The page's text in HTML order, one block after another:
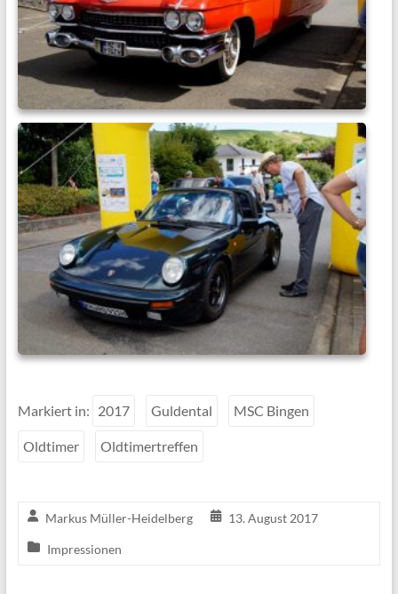
Markiert in: 2017 Guldental MSC Bingen
Oldtimer Oldtimertreffen
Markus Müller-Heidelberg 13. August 2017
Impressionen